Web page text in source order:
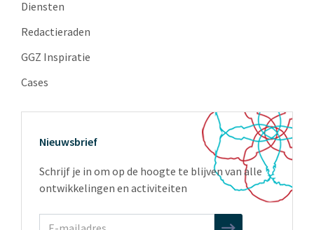
Diensten
Redactieraden
GGZ Inspiratie
Cases
Nieuwsbrief
Schrijf je in om op de hoogte te blijven van alle
ontwikkelingen en activiteiten